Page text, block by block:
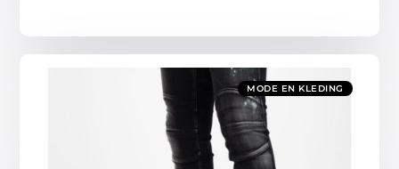
MODE EN KLEDING